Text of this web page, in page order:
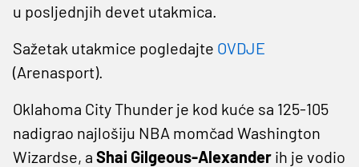
u posljednjih devet utakmica.
Sažetak utakmice pogledajte OVDJE
(Arenasport).
Oklahoma City Thunder je kod kuće sa 125-105
nadigrao najlošiju NBA momčad Washington
Wizardse, a Shai Gilgeous-Alexander ih je vodio